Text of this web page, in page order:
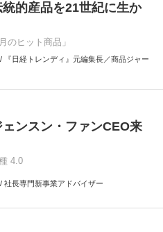
的産品を21世紀に生か
のヒット商品」
日経トレンディ』元編集長／商品ジャー
ンスン・ファンCEO来
4.0
社長専門新事業アドバイザー